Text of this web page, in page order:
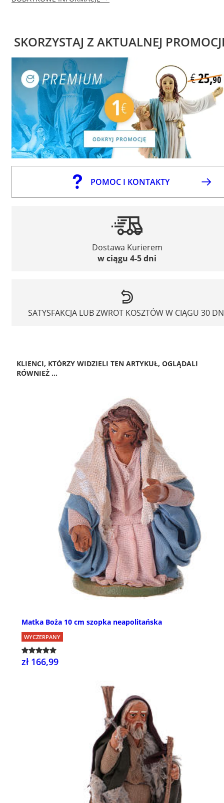
SKORZYSTAJ Z AKTUALNEJ
POMOC I KONTAKTY
Dostawa Kurierem
w ciągu 4-5 dni
SATYSFAKCJA LUB ZWROT KOSZTÓW W CIĄGU 30
KLIENCI, KTÓRZY WIDZIELI TEN ARTYKUŁ, OGLĄDALI
RÓWNIEŻ ...
Matka Boża 10 cm szopka neapolitańska
WYCZERPANY
zł 166,99